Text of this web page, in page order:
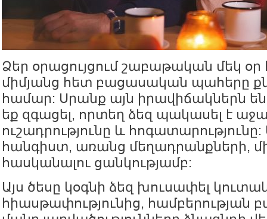
Ձեր օրացույցում շաբաթական մեկ
միմյանց հետ բացասական պահերը
համար: Սրանք այն իրավիճակներն
եք զգացել, որտեղ ձեզ պակասել է
ուշադրությունը և
հանգիստ, առանց մեղադրանքների,
հասկանալու ցանկությամբ:
Այս ծեսը կօգնի ձեզ խուսափել
հիասթափությունից, համբերության